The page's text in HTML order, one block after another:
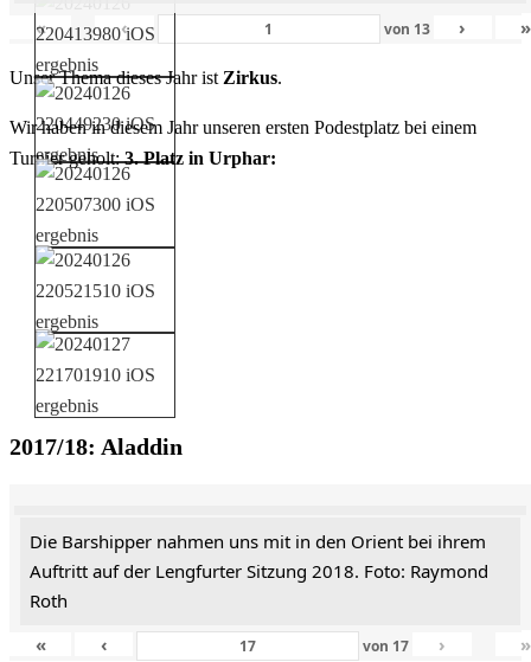
« ‹ von 13 › »
Unser Thema dieses Jahr ist Zirkus.
Wir haben in diesem Jahr unseren ersten Podestplatz bei einem
Turnier geholt:3. Platz in Urphar:
2017/18: Aladdin
Die Barshipper nahmen uns mit in den Orient bei ihrem
Auftritt auf der Lengfurter Sitzung 2018. Foto: Raymond
Roth
«
‹ von 17 › »